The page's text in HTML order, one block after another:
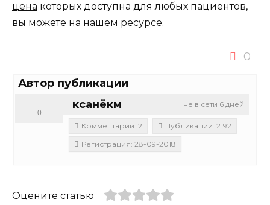
цена которых доступна для любых пациентов,
вы можете на нашем ресурсе.
0
Автор публикации
не в сети 6 дней
ксанёкм
0
Комментарии: 2
Публикации: 2192
Регистрация: 28-09-2018
Оцените статью